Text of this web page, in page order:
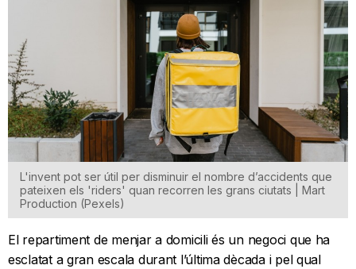
L'invent pot ser útil per disminuir el nombre d’accidents que
pateixen els 'riders' quan recorren les grans ciutats | Mart
Production (Pexels)
El repartiment de menjar a domicili és un negoci que ha
esclatat a gran escala durant l’última dècada i pel qual